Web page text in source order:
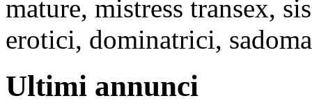
mature, mistress transex,
erotici, dominatrici,
Ultimi annunci